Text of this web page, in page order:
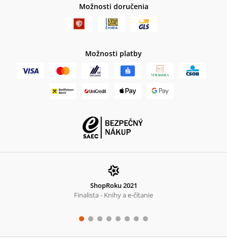
Možnosti doručenia
Možnosti platby
ShopRoku 2021
Finalista - Knihy a e-čítanie